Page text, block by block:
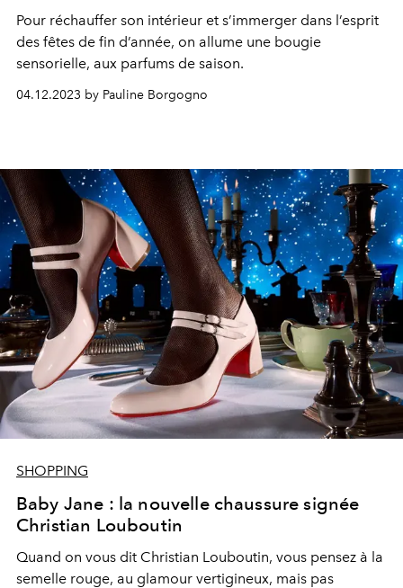
Pour réchauffer son intérieur et s’immerger dans l’esprit
des fêtes de fin d’année, on allume une bougie
sensorielle, aux parfums de saison.
04.12.2023 by Pauline Borgogno
SHOPPING
Baby Jane : la nouvelle chaussure signée
Christian Louboutin
Quand on vous dit Christian Louboutin, vous pensez à la
semelle rouge, au glamour vertigineux, mais pas